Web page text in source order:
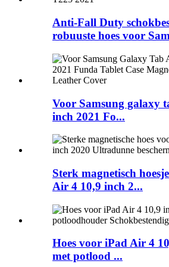
Anti-Fall Duty
robuuste hoes voor
Voor Samsung galaxy
inch 2021 Fo...
Sterk magnetisch
Air 4 10,9 inch 2...
Hoes voor iPad Air 4
met potlood ...